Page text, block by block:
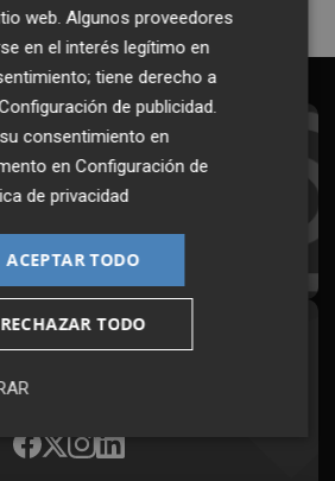
al Boletín
a primera hora en tu email
en redes
desde cualquier medio
web. Algunos proveedores
en el interés legítimo en
tiene derecho a
de publicidad.
consentimiento en
enConfiguración de
de privacidad
ACEPTAR TODO
RECHAZAR TODO